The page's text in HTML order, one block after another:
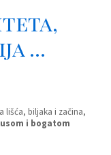
...
lišća, biljaka i začina,
i bogatom